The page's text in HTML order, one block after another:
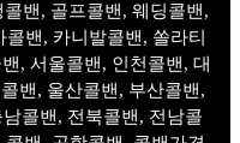
밴, 골프콜밴, 웨딩콜밴,
밴, 카니발콜밴, 쏠라티
, 서울콜밴, 인천콜밴, 대
밴, 울산콜밴, 부산콜밴,
콜밴, 전북콜밴, 전남콜